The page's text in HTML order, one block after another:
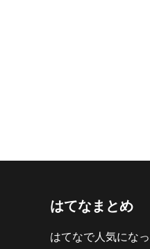
はてなまとめ
はてなで人気にな